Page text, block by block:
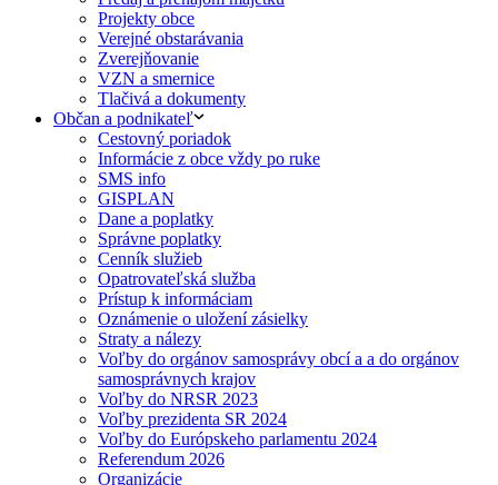
Projekty obce
Verejné obstarávania
Zverejňovanie
VZN a smernice
Tlačivá a dokumenty
Občan a podnikateľ
Cestovný poriadok
Informácie z obce vždy po ruke
SMS info
GISPLAN
Dane a poplatky
Správne poplatky
Cenník služieb
Opatrovateľská služba
Prístup k informáciam
Oznámenie o uložení zásielky
Straty a nálezy
Voľby do orgánov samosprávy obcí a a do orgánov
samosprávnych krajov
Voľby do NRSR 2023
Voľby prezidenta SR 2024
Voľby do Európskeho parlamentu 2024
Referendum 2026
Organizácie